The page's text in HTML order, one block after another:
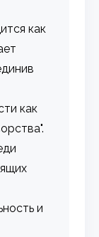
как
как
и